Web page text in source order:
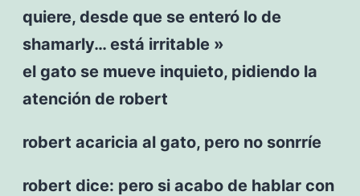
quiere, desde que se enteró lo de
shamarly… está irritable »
el gato se mueve inquieto, pidiendo la
atención de robert
robert acaricia al gato, pero no sonrríe
robert dice: pero si acabo de hablar con